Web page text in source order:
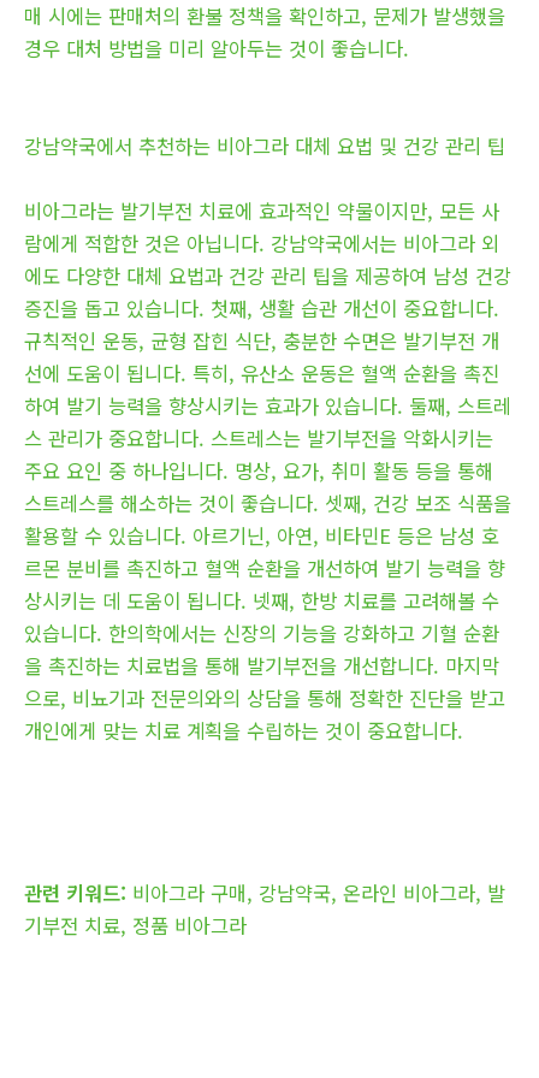
매 시에는 판매처의 환불 정책을 확인하고, 문제가 발생했을
경우 대처 방법을 미리 알아두는 것이 좋습니다.
강남약국에서 추천하는 비아그라 대체 요법 및 건강 관리 팁
비아그라는 발기부전 치료에 효과적인 약물이지만, 모든 사
람에게 적합한 것은 아닙니다. 강남약국에서는 비아그라 외
에도 다양한 대체 요법과 건강 관리 팁을 제공하여 남성 건강
증진을 돕고 있습니다. 첫째, 생활 습관 개선이 중요합니다.
규칙적인 운동, 균형 잡힌 식단, 충분한 수면은 발기부전 개
선에 도움이 됩니다. 특히, 유산소 운동은 혈액 순환을 촉진
하여 발기 능력을 향상시키는 효과가 있습니다. 둘째, 스트레
스 관리가 중요합니다. 스트레스는 발기부전을 악화시키는
주요 요인 중 하나입니다. 명상, 요가, 취미 활동 등을 통해
스트레스를 해소하는 것이 좋습니다. 셋째, 건강 보조 식품을
활용할 수 있습니다. 아르기닌, 아연, 비타민E 등은 남성 호
르몬 분비를 촉진하고 혈액 순환을 개선하여 발기 능력을 향
상시키는 데 도움이 됩니다. 넷째, 한방 치료를 고려해볼 수
있습니다. 한의학에서는 신장의 기능을 강화하고 기혈 순환
을 촉진하는 치료법을 통해 발기부전을 개선합니다. 마지막
으로, 비뇨기과 전문의와의 상담을 통해 정확한 진단을 받고
개인에게 맞는 치료 계획을 수립하는 것이 중요합니다.
관련 키워드: 비아그라 구매, 강남약국, 온라인 비아그라, 발
기부전 치료, 정품 비아그라